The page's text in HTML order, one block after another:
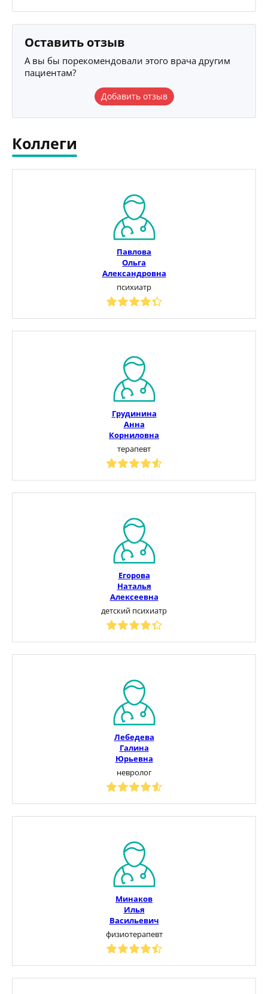
Оставить отзыв
А вы бы порекомендовали этого врача другим
пациентам?
Добавить отзыв
Коллеги
Павлова
Ольга
Александровна
психиатр
Грудинина
Анна
Корниловна
терапевт
Егорова
Наталья
Алексеевна
детский психиатр
Лебедева
Галина
Юрьевна
невролог
Минаков
Илья
Васильевич
физиотерапевт